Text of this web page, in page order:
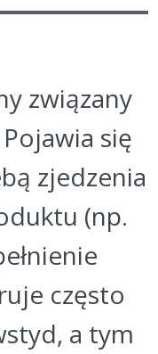
związany
się
zjedzenia
(np.
często
a tym